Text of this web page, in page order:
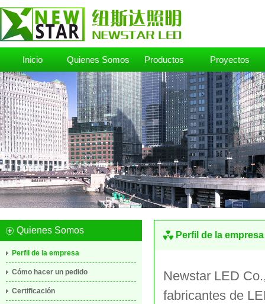
Inicio Quienes Somos Productos Proyectos
Contacto
Quienes Somos
Perfil de la empresa
Cómo hacer un pedido
Certificación
Perfil de la empresa
Newstar LED
fabricantes de